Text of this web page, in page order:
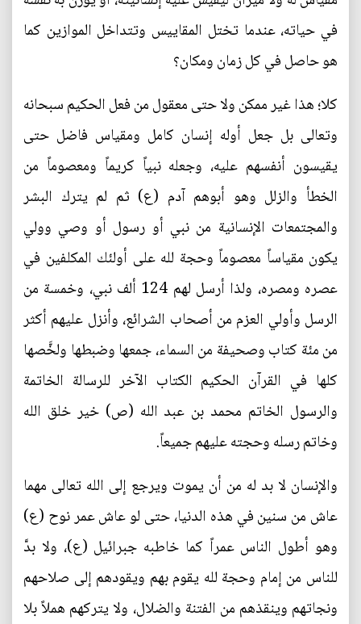
في حياته، عندما تختل المقاييس وتتداخل الموازين كما
هو حاصل في كل زمان ومكان؟
كلا؛ هذا غير ممكن ولا حتى معقول من فعل الحكيم سبحانه
وتعالى بل جعل أوله إنسان كامل ومقياس فاضل حتى
يقيسون أنفسهم عليه، وجعله نبياً كريماً ومعصوماً من
الخطأ والزلل وهو أبوهم آدم (ع) ثم لم يترك البشر
والمجتمعات الإنسانية من نبي أو رسول أو وصي وولي
يكون مقياساً معصوماً وحجة لله على أولئك المكلفين في
عصره ومصره، ولذا أرسل لهم 124 ألف نبي، وخمسة من
الرسل وأولي العزم من أصحاب الشرائع، وأنزل عليهم أكثر
من مئة كتاب وصحيفة من السماء، جمعها وضبطها ولخَّصها
كلها في القرآن الحكيم الكتاب الآخر للرسالة الخاتمة
والرسول الخاتم محمد بن عبد الله (ص) خير خلق الله
وخاتم رسله وحجته عليهم جميعاً.
والإنسان لا بد له من أن يموت ويرجع إلى الله تعالى مهما
عاش من سنين في هذه الدنيا، حتى لو عاش عمر نوح (ع)
وهو أطول الناس عمراً كما خاطبه جبرائيل (ع)، ولا بدَّ
للناس من إمام وحجة لله يقوم بهم ويقودهم إلى صلاحهم
ونجاتهم وينقذهم من الفتنة والضلال، ولا يتركهم هملاً بلا